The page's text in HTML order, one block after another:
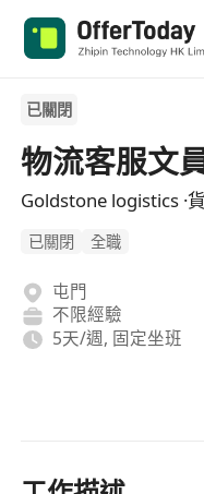
已關閉
物流客服文
Goldstone logistics ·
已關閉 全職
屯門
不限經驗
5天/週, 固定坐班